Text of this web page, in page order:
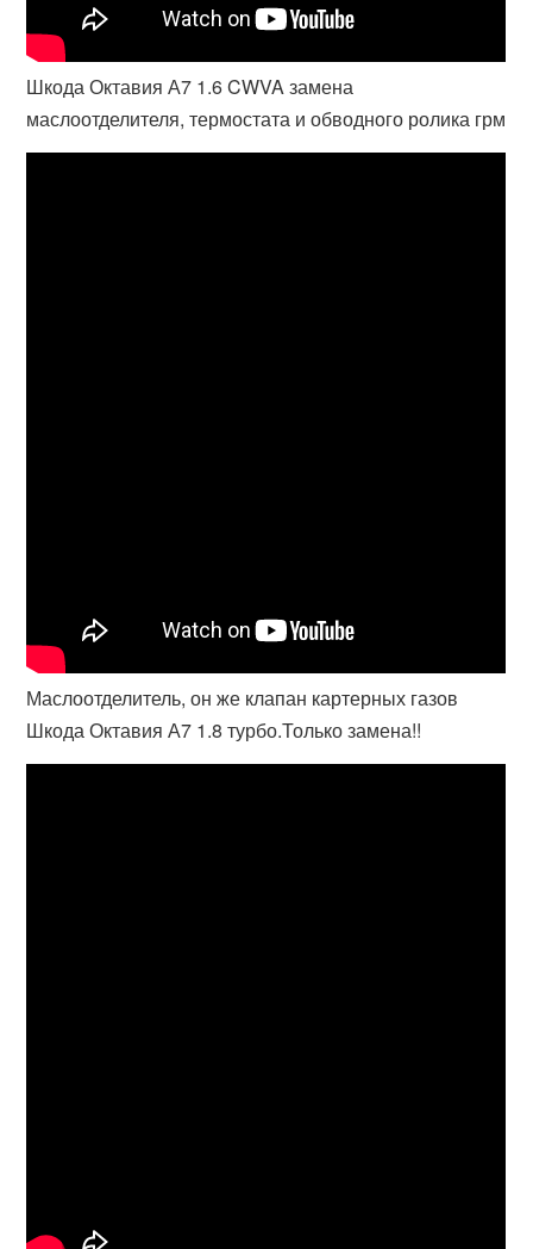
Шкода Октавия А7 1.6 CWVA замена
маслоотделителя, термостата и обводного ролика грм
Маслоотделитель, он же клапан картерных газов
Шкода Октавия А7 1.8 турбо.Только замена!!